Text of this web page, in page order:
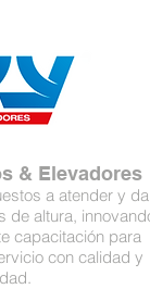
& Elevadores
a atender y dar
de altura, innovando
capacitación para
con calidad y